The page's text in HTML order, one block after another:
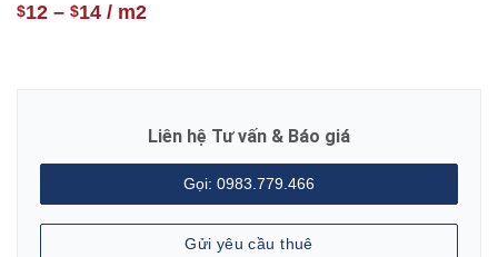
$12 – $14 / m2
Liên hệ Tư vấn & Báo giá
Gọi: 0983.779.466
Gửi yêu cầu thuê